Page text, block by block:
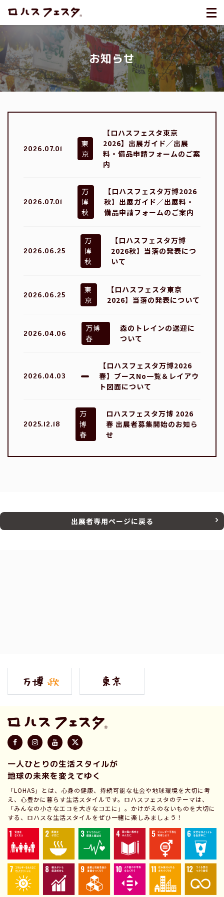
お知らせ
2026.07.01
東
京
【ロハスフェスタ東京
2026】出展ガイド／出展
料・備品申請フォームのご案
内
2026.07.01
万
博
秋
【ロハスフェスタ万博2026
秋】出展ガイド／出展料・
備品申請フォームのご案内
2026.06.25
万
博
秋
【ロハスフェスタ万博
2026秋】当落の発表につ
いて
2026.06.25
東
京
【ロハスフェスタ東京
2026】当落の発表について
2026.04.06
万博
春
森のトレインの送迎に
ついて
2026.04.03
【ロハスフェスタ万博2026
春】ブースNo一覧＆レイアウ
ト図面について
2025.12.18
万
博
春
ロハスフェスタ万博 2026
春 出展者募集開始のお知ら
せ
出展者専用ページに戻る
一人ひとりの生活スタイルが
地球の未来を変えてゆく
「LOHAS」とは、心身の健康、持続可能な社会や地球環境を大切に考
え、心豊かに暮らす生活スタイルです。ロハスフェスタのテーマは、
「みんなの小さなエコを大きなコエに」。かけがえのないものを大切に
する、ロハスな生活スタイルをぜひ一緒に楽しみましょう！